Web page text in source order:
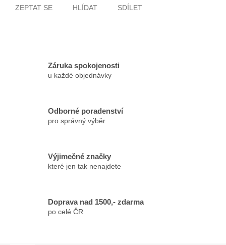
ZEPTAT SE HLÍDAT SDÍLET
Záruka spokojenosti
u každé objednávky
Odborné poradenství
pro správný výběr
Výjimečné značky
které jen tak nenajdete
Doprava nad 1500,- zdarma
po celé ČR